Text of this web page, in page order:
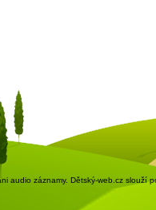
audio záznamy. Dětský-web.cz slouží